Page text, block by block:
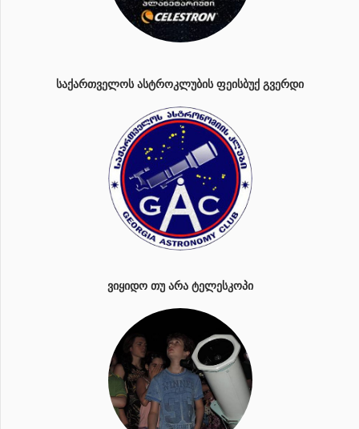
ᲡᲐᲥᲐᲠᲗᲕᲔᲚᲝᲡ ᲐᲡᲢᲠᲝᲙᲚᲣᲑᲘᲡ ᲤᲔᲘᲡᲑᲣᲥ ᲒᲕᲔᲠᲓᲘ
ᲕᲘᲧᲘᲓᲝ ᲗᲣ ᲐᲠᲐ ᲢᲔᲚᲔᲡᲙᲝᲞᲘ